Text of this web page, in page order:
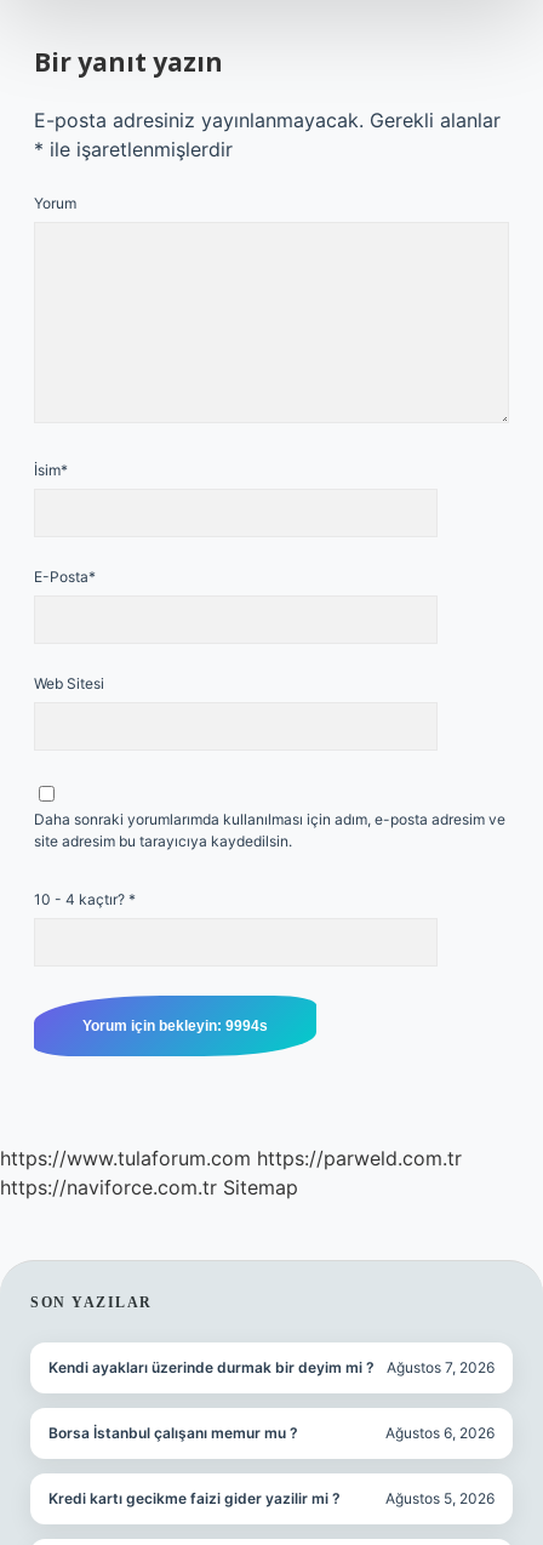
Bir yanıt yazın
E-posta adresiniz yayınlanmayacak. Gerekli alanlar
* ile işaretlenmişlerdir
Yorum
İsim*
E-Posta*
Web Sitesi
Daha sonraki yorumlarımda kullanılması için adım, e-posta adresim ve
site adresim bu tarayıcıya kaydedilsin.
10 - 4 kaçtır? *
https://www.tulaforum.com https://parweld.com.tr
https://naviforce.com.tr Sitemap
SIDEBAR
SON YAZILAR
Kendi ayakları üzerinde durmak bir deyim mi ? Ağustos 7, 2026
Borsa İstanbul çalışanı memur mu ? Ağustos 6, 2026
Kredi kartı gecikme faizi gider yazilir mi ? Ağustos 5, 2026